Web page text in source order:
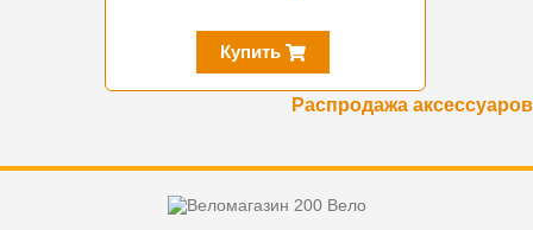
Купить
Распродажа аксессуаров